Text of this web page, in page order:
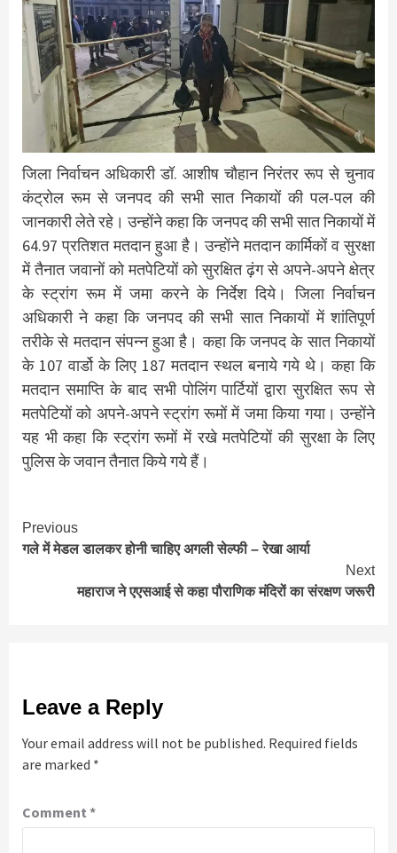
जिला निर्वाचन अधिकारी डॉ. आशीष चौहान निरंतर रूप से चुनाव
कंट्रोल रूम से जनपद की सभी सात निकायों की पल-पल की
जानकारी लेते रहे। उन्होंने कहा कि जनपद की सभी सात निकायों में
64.97 प्रतिशत मतदान हुआ है। उन्होंने मतदान कार्मिकों व सुरक्षा
में तैनात जवानों को मतपेटियों को सुरक्षित ढ़ंग से अपने-अपने क्षेत्र
के स्ट्रांग रूम में जमा करने के निर्देश दिये। जिला निर्वाचन
अधिकारी ने कहा कि जनपद की सभी सात निकायों में शांतिपूर्ण
तरीके से मतदान संपन्न हुआ है। कहा कि जनपद के सात निकायों
के 107 वार्डो के लिए 187 मतदान स्थल बनाये गये थे। कहा कि
मतदान समाप्ति के बाद सभी पोलिंग पार्टियों द्वारा सुरक्षित रूप से
मतपेटियों को अपने-अपने स्ट्रांग रूमों में जमा किया गया। उन्होंने
यह भी कहा कि स्ट्रांग रूमों में रखे मतपेटियों की सुरक्षा के लिए
पुलिस के जवान तैनात किये गये हैं।
Continue
Reading
Previous
गले में मेडल डालकर होनी चाहिए अगली सेल्फी – रेखा आर्या
Next
महाराज ने एएसआई से कहा पौराणिक मंदिरों का संरक्षण जरूरी
Leave a Reply
Your email address will not be published. Required fields
are marked *
Comment *